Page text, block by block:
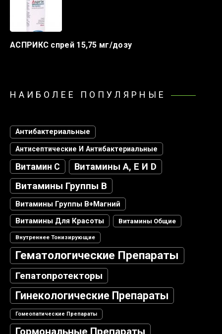
АСПРИКС спрей 15,75 мг/дозу
НАИБОЛЕЕ ПОПУЛЯРНЫЕ
Антибактериальные
Антисептические И Антибактериальные
Витамин С Витамины А, Е И D
Витамины Группы В
Витамины Группы В+магний
Витамины Для Красоты
Витамины Общие
Внутреннее Тонизирующие
Гематологические Препараты
Гепатопротекторы
Гинекологические Препараты
Гомеопатические Препараты